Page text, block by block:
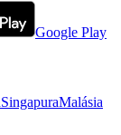
Google Play
SingapuraMalásia